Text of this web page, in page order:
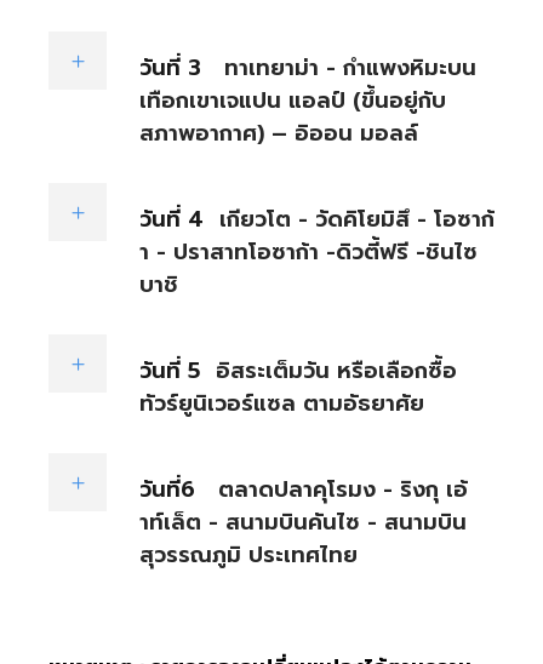
วันที่ 3
ทาเทยาม่า - กำแพงหิมะบน
เทือกเขาเจแปน แอลป์ (ขึ้นอยู่กับ
สภาพอากาศ) – อิออน มอลล์
วันที่ 4 เกียวโต - วัดคิโยมิสึ - โอซาก้
า - ปราสาทโอซาก้า -ดิวตี้ฟรี -ชินไซ
บาชิ
วันที่ 5 อิสระเต็มวัน หรือเลือกซื้อ
ทัวร์ยูนิเวอร์แซล ตามอัธยาศัย
วันที่6
ตลาดปลาคุโรมง - ริงกุ เอ้
าท์เล็ต - สนามบินคันไซ - สนามบิน
สุวรรณภูมิ ประเทศไทย